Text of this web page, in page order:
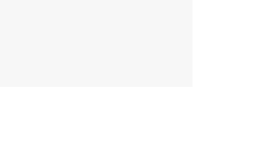
с
Южная
уплотнителя